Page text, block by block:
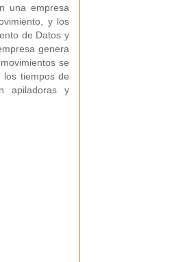
una empresa
y los
de Datos y
genera
se
tiempos de
apiladoras y